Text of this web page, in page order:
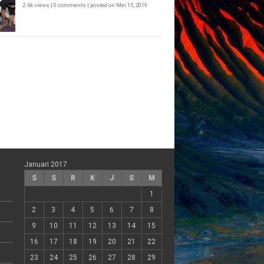
2.6k views | 0 comments | posted on Mei 15, 2019
Januari 2017
S
S R K J S
M
1
2
3 4 5 6 7
8
9
10 11 12 13 14
15
16
17 18 19 20 21
22
23
24 25 26 27 28 29